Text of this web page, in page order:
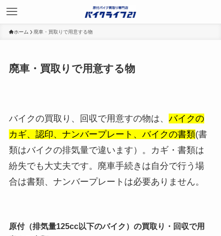
ホーム 廃車・買取りで用意する物
廃車・買取りで用意する物
バイクの買取り、回収で用意すの物は、 バイクの
カギ、認印、ナンバープレート、バイクの書類(書
類はバイクの排気量で違います）。カギ・書類は
紛失でも大丈夫です。廃車手続きは自分で行う場
合は書類、ナンバープレートは必要ありません。
原付（排気量125cc以下のバイク）の買取り・回収で用